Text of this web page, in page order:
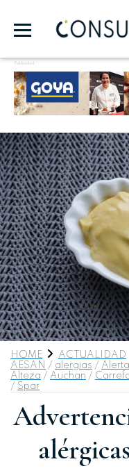
Publicidad
HOME
ACTUALIDAD
AESAN / alergias /
Alteza / Auchan /
/ Spar